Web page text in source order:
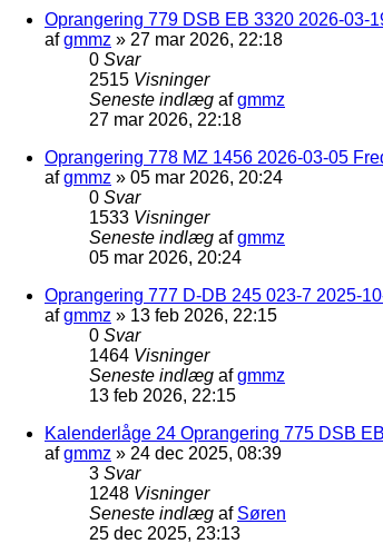
Oprangering 779 DSB EB 3320 2026-03-
afgmmz » 27 mar 2026, 22:18
0 Svar
2515 Visninger
Seneste indlæg afgmmz
27 mar 2026, 22:18
Oprangering 778 MZ 1456 2026-03-05
afgmmz » 05 mar 2026, 20:24
0 Svar
1533 Visninger
Seneste indlæg afgmmz
05 mar 2026, 20:24
Oprangering 777 D-DB 245 023-7 2025-
afgmmz » 13 feb 2026, 22:15
0 Svar
1464 Visninger
Seneste indlæg afgmmz
13 feb 2026, 22:15
Kalenderlåge 24 Oprangering 775 DSB
afgmmz » 24 dec 2025, 08:39
3 Svar
1248 Visninger
Seneste indlæg af Søren
25 dec 2025, 23:13